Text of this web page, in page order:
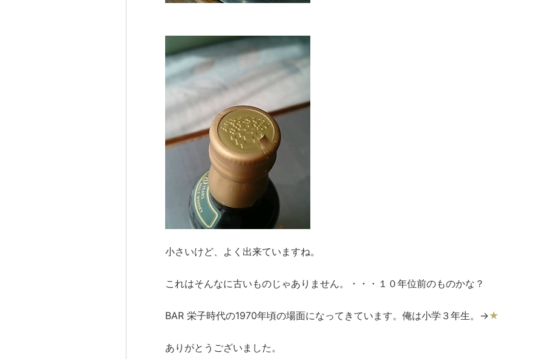
小さいけど、よく出来ていますね。
これはそんなに古いものじゃありません。・・・１０年位前のものかな？
BAR 栄子時代の1970年頃の場面になってきています。俺は小学３年生。→★
ありがとうございました。